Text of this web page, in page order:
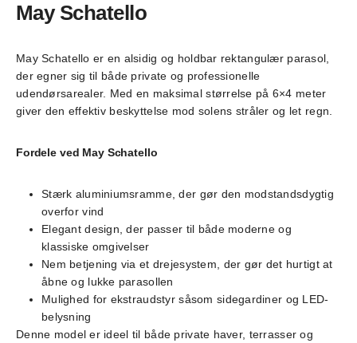
May Schatello
May Schatello er en alsidig og holdbar rektangulær parasol,
der egner sig til både private og professionelle
udendørsarealer. Med en maksimal størrelse på 6×4 meter
giver den effektiv beskyttelse mod solens stråler og let regn.
Fordele ved May Schatello
Stærk aluminiumsramme, der gør den modstandsdygtig
overfor vind
Elegant design, der passer til både moderne og
klassiske omgivelser
Nem betjening via et drejesystem, der gør det hurtigt at
åbne og lukke parasollen
Mulighed for ekstraudstyr såsom sidegardiner og LED-
belysning
Denne model er ideel til både private haver, terrasser og